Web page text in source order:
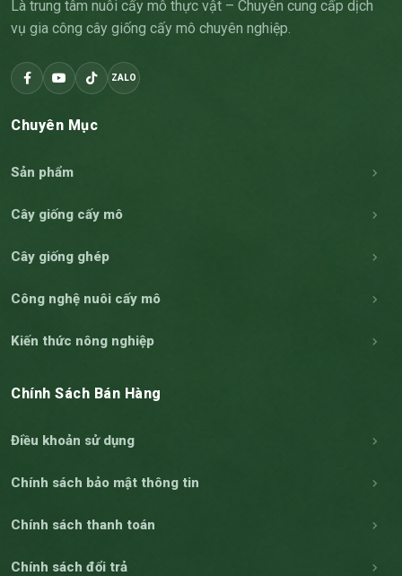
Là trung tâm nuôi cấy mô thực vật – Chuyên cung cấp dịch
vụ gia công cây giống cấy mô chuyên nghiệp.
ZALO
Chuyên Mục
Sản phẩm
Cây giống cấy mô
Cây giống ghép
Công nghệ nuôi cấy mô
Kiến thức nông nghiệp
Chính Sách Bán Hàng
Điều khoản sử dụng
Chính sách bảo mật thông tin
Chính sách thanh toán
Chính sách đổi trả